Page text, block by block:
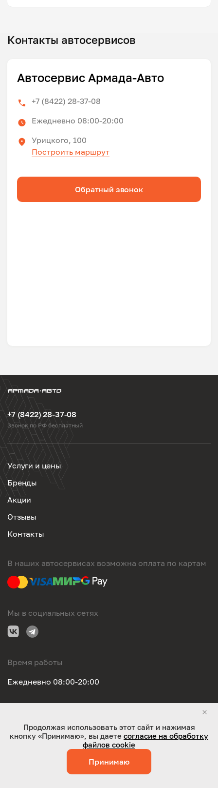
Контакты автосервисов
Автосервис Армада-Авто
+7 (8422) 28-37-08
Ежедневно 08:00-20:00
Урицкого, 100
Построить маршрут
Обратный звонок
+7 (8422) 28-37-08
Звонок по РФ бесплатный
Услуги и цены
Бренды
Акции
Отзывы
Контакты
В наших автосервисах возможна оплата по картам
Мы в социальных сетях
Время работы
Ежедневно 08:00-20:00
ООО "Оригинал-сервис". Все права защищены 2026
Работает на технологиях:Jaky
Продолжая использовать этот сайт и нажимая
кнопку «Принимаю», вы даете согласие на обработку
файлов cookie
Принимаю